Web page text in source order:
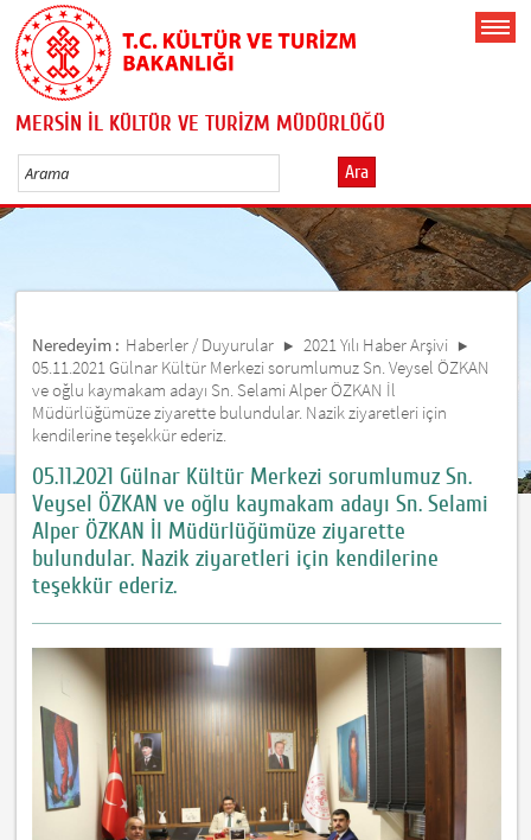
MERSİN İL KÜLTÜR VE TURİZM MÜDÜRLÜĞÜ
Ara
Neredeyim : Haberler / Duyurular
2021 Yılı Haber Arşivi
05.11.2021 Gülnar Kültür Merkezi sorumlumuz Sn. Veysel ÖZKAN
ve oğlu kaymakam adayı Sn. Selami Alper ÖZKAN İl
Müdürlüğümüze ziyarette bulundular. Nazik ziyaretleri için
kendilerine teşekkür ederiz.
05.11.2021 Gülnar Kültür Merkezi sorumlumuz Sn.
Veysel ÖZKAN ve oğlu kaymakam adayı Sn. Selami
Alper ÖZKAN İl Müdürlüğümüze ziyarette
bulundular. Nazik ziyaretleri için kendilerine
teşekkür ederiz.